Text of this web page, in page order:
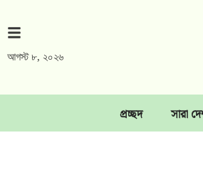
আগস্ট ৮, ২০২৬
প্রচ্ছদ সারা